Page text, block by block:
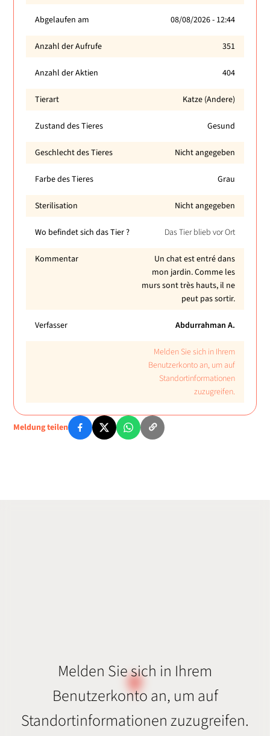
Abgelaufen am 08/08/2026 - 12:44
Anzahl der Aufrufe 351
Anzahl der Aktien 404
Tierart Katze (Andere)
Zustand des Tieres Gesund
Geschlecht des Tieres Nicht angegeben
Farbe des Tieres Grau
Sterilisation Nicht angegeben
Wo befindet sich das Tier ? Das Tier blieb vor Ort
Kommentar
Un chat est entré dans
mon jardin. Comme les
murs sont très hauts, il ne
peut pas sortir.
Verfasser Abdurrahman A.
Melden Sie sich in Ihrem
Benutzerkonto an, um auf
Standortinformationen
zuzugreifen.
Meldung teilen
Melden Sie sich in Ihrem
Benutzerkonto an, um auf
Standortinformationen zuzugreifen.